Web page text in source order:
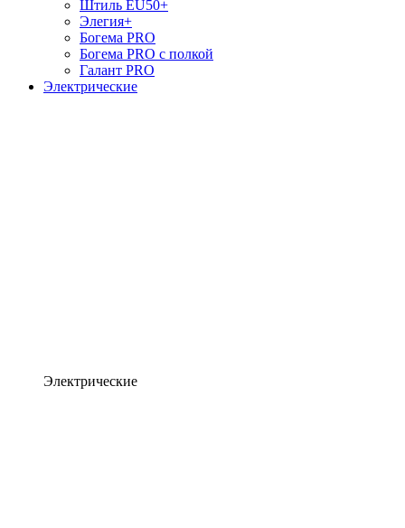
Штиль EU50+
Элегия+
Богема PRO
Богема PRO с полкой
Галант PRO
Электрические
Электрические